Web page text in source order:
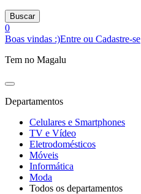
Buscar
0
Boas vindas :)Entre ou Cadastre-se
Tem no Magalu
Departamentos
Celulares e Smartphones
TV e Vídeo
Eletrodomésticos
Móveis
Informática
Moda
Todos os departamentos